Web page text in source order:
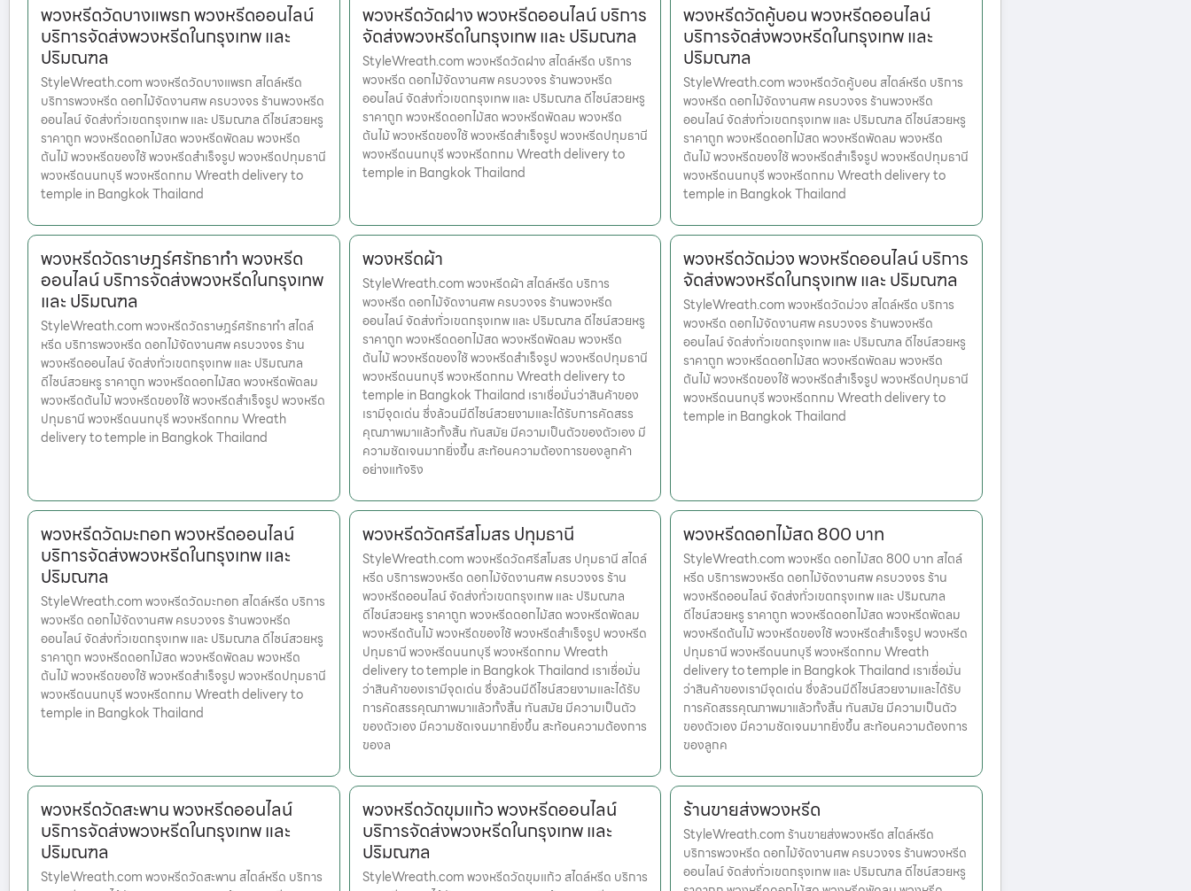
พวงหรีดวัดบางแพรก พวงหรีดออนไลน์
บริการจัดส่งพวงหรีดในกรุงเทพ และ
ปริมณฑล
StyleWreath.com พวงหรีดวัดบางแพรก สไตล์หรีด
บริการพวงหรีด ดอกไม้จัดงานศพ ครบวงจร ร้านพวงหรีด
ออนไลน์ จัดส่งทั่วเขตกรุงเทพ และ ปริมณฑล ดีไซน์สวยหรู
ราคาถูก พวงหรีดดอกไม้สด พวงหรีดพัดลม พวงหรีด
ต้นไม้ พวงหรีดของใช้ พวงหรีดสำเร็จรูป พวงหรีดปทุมธานี
พวงหรีดนนทบุรี พวงหรีดกทม Wreath delivery to
temple in Bangkok Thailand
พวงหรีดวัดฝาง พวงหรีดออนไลน์ บริการ
จัดส่งพวงหรีดในกรุงเทพ และ ปริมณฑล
StyleWreath.com พวงหรีดวัดฝาง สไตล์หรีด บริการ
พวงหรีด ดอกไม้จัดงานศพ ครบวงจร ร้านพวงหรีด
ออนไลน์ จัดส่งทั่วเขตกรุงเทพ และ ปริมณฑล ดีไซน์สวยหรู
ราคาถูก พวงหรีดดอกไม้สด พวงหรีดพัดลม พวงหรีด
ต้นไม้ พวงหรีดของใช้ พวงหรีดสำเร็จรูป พวงหรีดปทุมธานี
พวงหรีดนนทบุรี พวงหรีดกทม Wreath delivery to
temple in Bangkok Thailand
พวงหรีดวัดคู้บอน พวงหรีดออนไลน์
บริการจัดส่งพวงหรีดในกรุงเทพ และ
ปริมณฑล
StyleWreath.com พวงหรีดวัดคู้บอน สไตล์หรีด บริการ
พวงหรีด ดอกไม้จัดงานศพ ครบวงจร ร้านพวงหรีด
ออนไลน์ จัดส่งทั่วเขตกรุงเทพ และ ปริมณฑล ดีไซน์สวยหรู
ราคาถูก พวงหรีดดอกไม้สด พวงหรีดพัดลม พวงหรีด
ต้นไม้ พวงหรีดของใช้ พวงหรีดสำเร็จรูป พวงหรีดปทุมธานี
พวงหรีดนนทบุรี พวงหรีดกทม Wreath delivery to
temple in Bangkok Thailand
พวงหรีดวัดราษฎร์ศรัทธาทำ พวงหรีด
ออนไลน์ บริการจัดส่งพวงหรีดในกรุงเทพ
และ ปริมณฑล
StyleWreath.com พวงหรีดวัดราษฎร์ศรัทธาทำ สไตล์
หรีด บริการพวงหรีด ดอกไม้จัดงานศพ ครบวงจร ร้าน
พวงหรีดออนไลน์ จัดส่งทั่วเขตกรุงเทพ และ ปริมณฑล
ดีไซน์สวยหรู ราคาถูก พวงหรีดดอกไม้สด พวงหรีดพัดลม
พวงหรีดต้นไม้ พวงหรีดของใช้ พวงหรีดสำเร็จรูป พวงหรีด
ปทุมธานี พวงหรีดนนทบุรี พวงหรีดกทม Wreath
delivery to temple in Bangkok Thailand
พวงหรีดผ้า
StyleWreath.com พวงหรีดผ้า สไตล์หรีด บริการ
พวงหรีด ดอกไม้จัดงานศพ ครบวงจร ร้านพวงหรีด
ออนไลน์ จัดส่งทั่วเขตกรุงเทพ และ ปริมณฑล ดีไซน์สวยหรู
ราคาถูก พวงหรีดดอกไม้สด พวงหรีดพัดลม พวงหรีด
ต้นไม้ พวงหรีดของใช้ พวงหรีดสำเร็จรูป พวงหรีดปทุมธานี
พวงหรีดนนทบุรี พวงหรีดกทม Wreath delivery to
temple in Bangkok Thailand เราเชื่อมั่นว่าสินค้าของ
เรามีจุดเด่น ซึ่งล้วนมีดีไซน์สวยงามและได้รับการคัดสรร
คุณภาพมาแล้วทั้งสิ้น ทันสมัย มีความเป็นตัวของตัวเอง มี
ความชัดเจนมากยิ่งขึ้น สะท้อนความต้องการของลูกค้า
อย่างแท้จริง
พวงหรีดวัดม่วง พวงหรีดออนไลน์ บริการ
จัดส่งพวงหรีดในกรุงเทพ และ ปริมณฑล
StyleWreath.com พวงหรีดวัดม่วง สไตล์หรีด บริการ
พวงหรีด ดอกไม้จัดงานศพ ครบวงจร ร้านพวงหรีด
ออนไลน์ จัดส่งทั่วเขตกรุงเทพ และ ปริมณฑล ดีไซน์สวยหรู
ราคาถูก พวงหรีดดอกไม้สด พวงหรีดพัดลม พวงหรีด
ต้นไม้ พวงหรีดของใช้ พวงหรีดสำเร็จรูป พวงหรีดปทุมธานี
พวงหรีดนนทบุรี พวงหรีดกทม Wreath delivery to
temple in Bangkok Thailand
พวงหรีดวัดมะกอก พวงหรีดออนไลน์
บริการจัดส่งพวงหรีดในกรุงเทพ และ
ปริมณฑล
StyleWreath.com พวงหรีดวัดมะกอก สไตล์หรีด บริการ
พวงหรีด ดอกไม้จัดงานศพ ครบวงจร ร้านพวงหรีด
ออนไลน์ จัดส่งทั่วเขตกรุงเทพ และ ปริมณฑล ดีไซน์สวยหรู
ราคาถูก พวงหรีดดอกไม้สด พวงหรีดพัดลม พวงหรีด
ต้นไม้ พวงหรีดของใช้ พวงหรีดสำเร็จรูป พวงหรีดปทุมธานี
พวงหรีดนนทบุรี พวงหรีดกทม Wreath delivery to
temple in Bangkok Thailand
พวงหรีดวัดศรีสโมสร ปทุมธานี
StyleWreath.com พวงหรีดวัดศรีสโมสร ปทุมธานี สไตล์
หรีด บริการพวงหรีด ดอกไม้จัดงานศพ ครบวงจร ร้าน
พวงหรีดออนไลน์ จัดส่งทั่วเขตกรุงเทพ และ ปริมณฑล
ดีไซน์สวยหรู ราคาถูก พวงหรีดดอกไม้สด พวงหรีดพัดลม
พวงหรีดต้นไม้ พวงหรีดของใช้ พวงหรีดสำเร็จรูป พวงหรีด
ปทุมธานี พวงหรีดนนทบุรี พวงหรีดกทม Wreath
delivery to temple in Bangkok Thailand เราเชื่อมั่น
ว่าสินค้าของเรามีจุดเด่น ซึ่งล้วนมีดีไซน์สวยงามและได้รับ
การคัดสรรคุณภาพมาแล้วทั้งสิ้น ทันสมัย มีความเป็นตัว
ของตัวเอง มีความชัดเจนมากยิ่งขึ้น สะท้อนความต้องการ
ของล
พวงหรีดดอกไม้สด 800 บาท
StyleWreath.com พวงหรีด ดอกไม้สด 800 บาท สไตล์
หรีด บริการพวงหรีด ดอกไม้จัดงานศพ ครบวงจร ร้าน
พวงหรีดออนไลน์ จัดส่งทั่วเขตกรุงเทพ และ ปริมณฑล
ดีไซน์สวยหรู ราคาถูก พวงหรีดดอกไม้สด พวงหรีดพัดลม
พวงหรีดต้นไม้ พวงหรีดของใช้ พวงหรีดสำเร็จรูป พวงหรีด
ปทุมธานี พวงหรีดนนทบุรี พวงหรีดกทม Wreath
delivery to temple in Bangkok Thailand เราเชื่อมั่น
ว่าสินค้าของเรามีจุดเด่น ซึ่งล้วนมีดีไซน์สวยงามและได้รับ
การคัดสรรคุณภาพมาแล้วทั้งสิ้น ทันสมัย มีความเป็นตัว
ของตัวเอง มีความชัดเจนมากยิ่งขึ้น สะท้อนความต้องการ
ของลูกค
พวงหรีดวัดสะพาน พวงหรีดออนไลน์
บริการจัดส่งพวงหรีดในกรุงเทพ และ
ปริมณฑล
StyleWreath.com พวงหรีดวัดสะพาน สไตล์หรีด บริการ
พวงหรีดวัดขุมแก้ว พวงหรีดออนไลน์
บริการจัดส่งพวงหรีดในกรุงเทพ และ
ปริมณฑล
StyleWreath.com พวงหรีดวัดขุมแก้ว สไตล์หรีด บริการ
ร้านขายส่งพวงหรีด
StyleWreath.com ร้านขายส่งพวงหรีด สไตล์หรีด
บริการพวงหรีด ดอกไม้จัดงานศพ ครบวงจร ร้านพวงหรีด
ออนไลน์ จัดส่งทั่วเขตกรุงเทพ และ ปริมณฑล ดีไซน์สวยหรู